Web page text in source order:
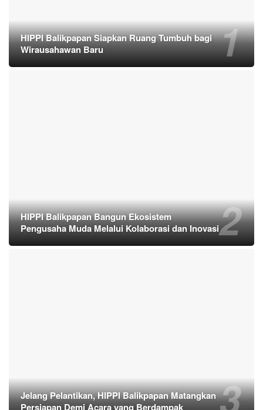
HIPPI Balikpapan Siapkan Ruang Tumbuh bagi
Wirausahawan Baru
HIPPI Balikpapan Bangun Ekosistem
Pengusaha Muda Melalui Kolaborasi dan Inovasi
Jelang Pelantikan, HIPPI Balikpapan Matangkan
Persiapan Demi Acara yang Berdampak